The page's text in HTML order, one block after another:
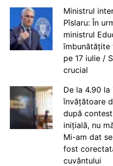
Ministrul
Pîslaru: În
ministrul
îmbunătățite
pe 17 iulie /
crucial
De la 4.90
învățătoare
după
inițială, nu
Mi-am dat
fost
cuvântului